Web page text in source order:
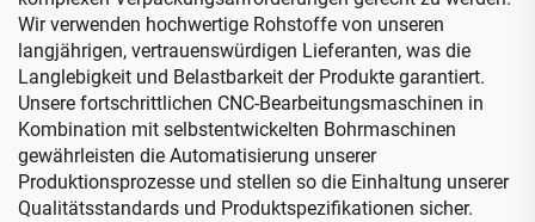
Wir verwenden hochwertige Rohstoffe von unseren
langjährigen, vertrauenswürdigen Lieferanten, was die
Langlebigkeit und Belastbarkeit der Produkte garantiert.
Unsere fortschrittlichen CNC-Bearbeitungsmaschinen in
Kombination mit selbstentwickelten Bohrmaschinen
gewährleisten die Automatisierung unserer
Produktionsprozesse und stellen so die Einhaltung unserer
Qualitätsstandards und Produktspezifikationen sicher.